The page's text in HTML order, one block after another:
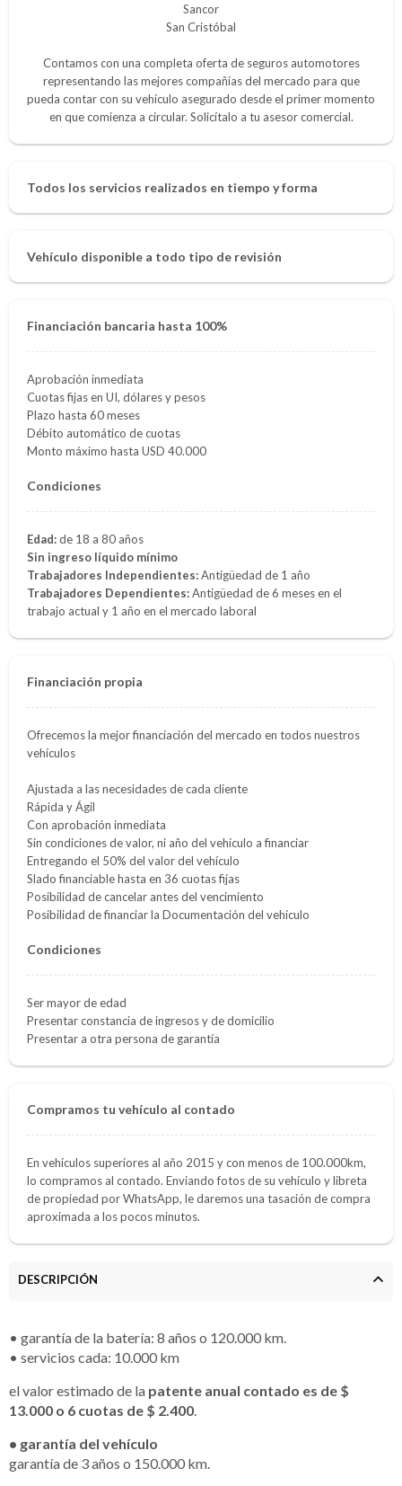
Sancor
San Cristóbal
Contamos con una completa oferta de seguros automotores
representando las mejores compañías del mercado para que
pueda contar con su vehículo asegurado desde el primer momento
en que comienza a circular. Solicítalo a tu asesor comercial.
Todos los servicios realizados en tiempo y forma
Vehículo disponible a todo tipo de revisión
Financiación bancaria hasta 100%
Aprobación inmediata
Cuotas fijas en UI, dólares y pesos
Plazo hasta 60 meses
Débito automático de cuotas
Monto máximo hasta USD 40.000
Condiciones
Edad:de 18 a 80 años
Sin ingreso líquido mínimo
Trabajadores Independientes:Antigüedad de 1 año
Trabajadores Dependientes:Antigüedad de 6 meses en el
trabajo actual y 1 año en el mercado laboral
Financiación propia
Ofrecemos la mejor financiación del mercado en todos nuestros
vehículos
Ajustada a las necesidades de cada cliente
Rápida y Ágil
Con aprobación inmediata
Sin condiciones de valor, ni año del vehículo a financiar
Entregando el 50% del valor del vehículo
Slado financiable hasta en 36 cuotas fijas
Posibilidad de cancelar antes del vencimiento
Posibilidad de financiar la Documentación del vehículo
Condiciones
Ser mayor de edad
Presentar constancia de ingresos y de domicilio
Presentar a otra persona de garantía
Compramos tu vehículo al contado
En vehículos superiores al año 2015 y con menos de 100.000km,
lo compramos al contado. Enviando fotos de su vehículo y libreta
de propiedad por WhatsApp, le daremos una tasación de compra
aproximada a los pocos minutos.
DESCRIPCIÓN
• garantía de la batería: 8 años o 120.000 km.
• servicios cada: 10.000 km
el valor estimado de la patente anual contado es de $
13.000 o 6 cuotas de $ 2.400.
• garantía del vehículo
garantía de 3 años o 150.000 km.